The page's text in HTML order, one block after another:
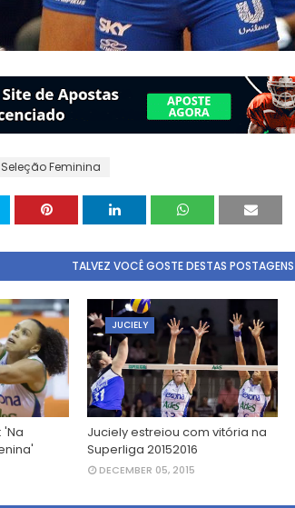
Seleção Feminina
TALVEZ VOCÊ GOSTE DESTAS POSTAGENS
'Na
JUCIELY
Juciely estreiou com vitória na
Superliga 20152016
DECEMBER 05, 2015